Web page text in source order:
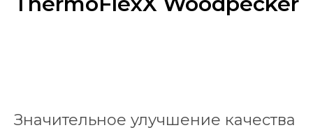
Значительное улучшение качества